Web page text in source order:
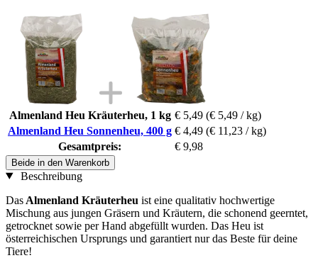
Almenland Heu Kräuterheu, 1 kg € 5,49 (€ 5,49 / kg)
Almenland Heu Sonnenheu, 400 g € 4,49 (€ 11,23 / kg)
Gesamtpreis:
€ 9,98
Beide in den Warenkorb
Beschreibung
Das Almenland Kräuterheu ist eine qualitativ hochwertige
Mischung aus jungen Gräsern und Kräutern, die schonend geerntet,
getrocknet sowie per Hand abgefüllt wurden. Das Heu ist
österreichischen Ursprungs und garantiert nur das Beste für deine
Tiere!